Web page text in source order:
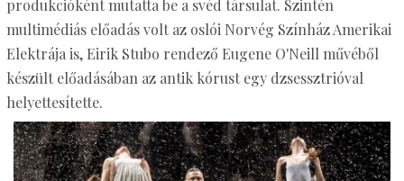
produkcióként mutatta be a svéd társulat. Szintén
multimédiás előadás volt az oslói Norvég Színház Amerikai
Elektrája is, Eirik Stubo rendező Eugene O'Neill művéből
készült előadásában az antik kórust egy dzsessztrióval
helyettesítette.